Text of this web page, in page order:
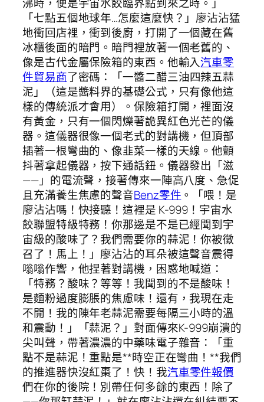
「七點五個地球年…怎麼這麼快？」廖沾沾猛
地衝回店裡，衝到後廚，打開了一個藏在舊
冰櫃後面的暗門。暗門裡放著一個老舊的、
像是古代金屬保險箱的東西。他輸入汽車零
件貿易商了密碼：「一醬二醋三油四辣五蒜
泥」（這是醬料界的基礎公式，只有像他這
樣的傳統派才會用）。保險箱打開，裡面沒
有黃金，只有一個閃爍著詭異紅色光芒的儀
器。這儀器很像一個老式的對講機，但頂部
插著一根彎曲的、像韭菜一樣的天線。他顫
抖著拿起儀器，按下通話鈕。儀器發出「滋
——」的電流聲，接著傳來一陣高八度、急促
且充滿養生焦慮的聲音Benz零件 。「喂！是
廖沾沾嗎！快接聽！這裡是 K-999！宇宙水
餃聯盟特級特務！你那邊是不是已經聞到宇
宙級的酸味了？我們需要你的蒜泥！你被徵
召了！馬上！」廖沾沾的耳朵被這聲音震得
嗡嗡作響，他捏著對講機，困惑地喊道：
「特務？酸味？等等！我聞到的不是酸味！
是麵粉過度膨脹的焦慮味！還有，我現在走
不開！我的陳年老蒜泥需要每隔三小時的溫
和震動！」「蒜泥？」對面傳來K-999崩潰的
尖叫聲，帶著濃濃的中藥味電子雜音：「重
點不是蒜泥！重點是**時空正在彎曲！**我們
的推進器快沒紅棗了！快！我汽車零件報價
們在你的後院！別帶任何多餘的東西！除了